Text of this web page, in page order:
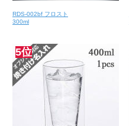
RDS-002bf フロスト
300ml
5位